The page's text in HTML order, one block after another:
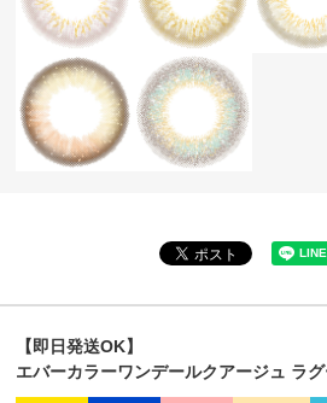
【即日発送OK】
エバーカラーワンデールクアージュ ラ